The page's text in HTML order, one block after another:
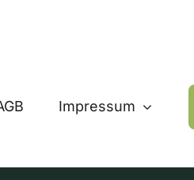
Impressum